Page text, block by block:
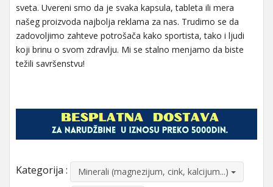
sveta. Uvereni smo da je svaka kapsula, tableta ili mera
našeg proizvoda najbolja reklama za nas. Trudimo se da
zadovoljimo zahteve potrošača kako sportista, tako i ljudi
koji brinu o svom zdravlju. Mi se stalno menjamo da biste
težili savršenstvu!
Kategorija : Minerali (magnezijum, cink, kalcijum...)